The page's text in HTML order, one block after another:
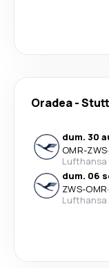
Oradea-
dum. 30
OMR-ZWS·
Lufthansa
dum. 06
ZWS-OMR·
Lufthansa